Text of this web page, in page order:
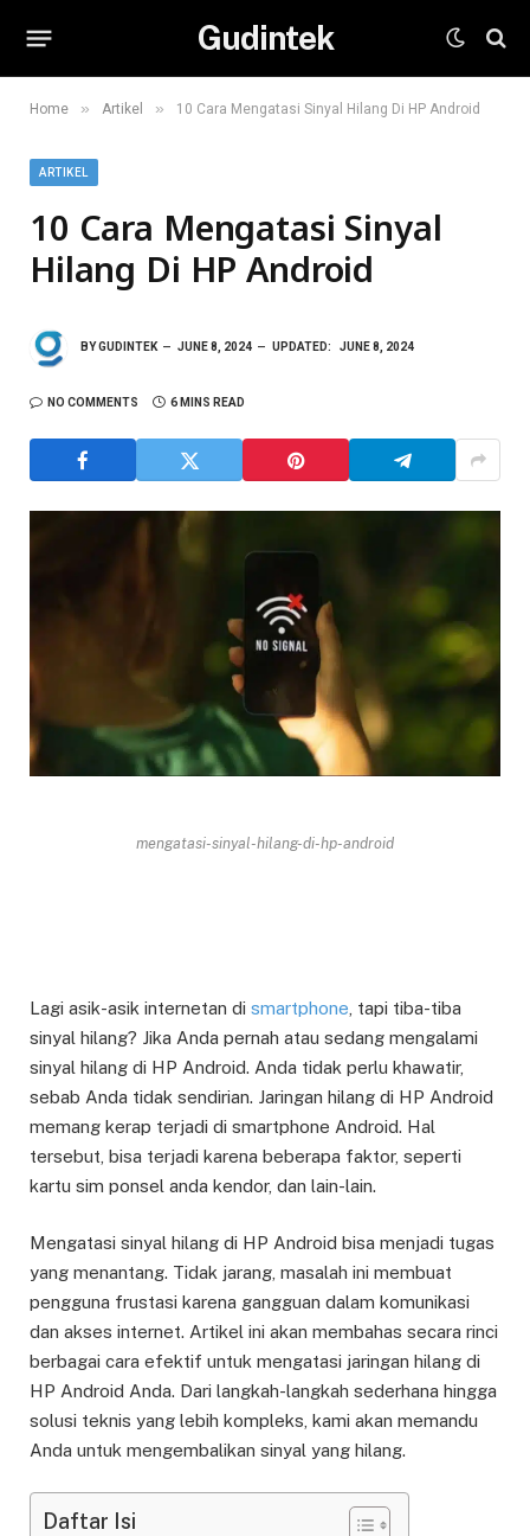
Gudintek
Home » Artikel » 10 Cara Mengatasi Sinyal Hilang Di HP Android
ARTIKEL
10 Cara Mengatasi Sinyal
Hilang Di HP Android
BYGUDINTEK JUNE 8, 2024 UPDATED: JUNE 8, 2024
NO COMMENTS 6 MINS READ
mengatasi-sinyal-hilang-di-hp-android
Lagi asik-asik internetan di smartphone , tapi tiba-tiba
sinyal hilang? Jika Anda pernah atau sedang mengalami
sinyal hilang di HP Android. Anda tidak perlu khawatir,
sebab Anda tidak sendirian. Jaringan hilang di HP Android
memang kerap terjadi di smartphone Android. Hal
tersebut, bisa terjadi karena beberapa faktor, seperti
kartu sim ponsel anda kendor, dan lain-lain.
Mengatasi sinyal hilang di HP Android bisa menjadi tugas
yang menantang. Tidak jarang, masalah ini membuat
pengguna frustasi karena gangguan dalam komunikasi
dan akses internet. Artikel ini akan membahas secara rinci
berbagai cara efektif untuk mengatasi jaringan hilang di
HP Android Anda. Dari langkah-langkah sederhana hingga
solusi teknis yang lebih kompleks, kami akan memandu
Anda untuk mengembalikan sinyal yang hilang.
Daftar Isi